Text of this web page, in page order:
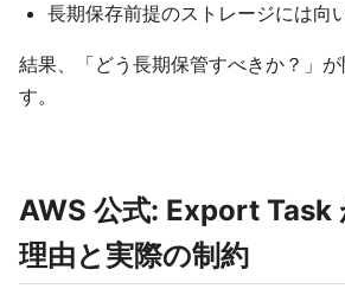
長期保存前提のストレージには向
結果、「どう長期保管すべきか？」
す。
AWS 公式: Export Task
理由と実際の制約